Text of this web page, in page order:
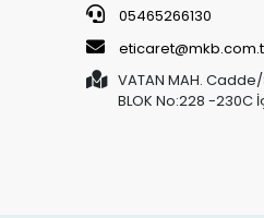
05465266130
VATAN MAH.
BLOK No:228 -230C